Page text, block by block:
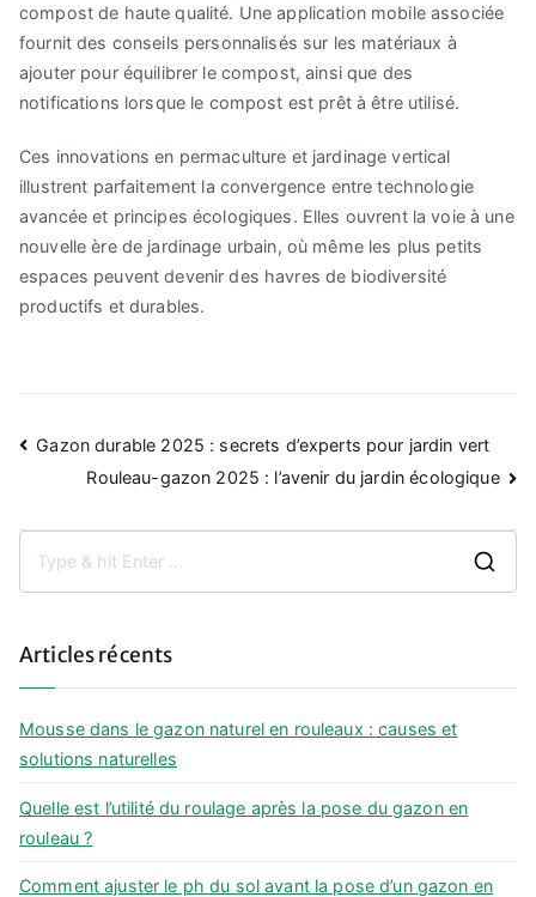
compost de haute qualité. Une application mobile associée
fournit des conseils personnalisés sur les matériaux à
ajouter pour équilibrer le compost, ainsi que des
notifications lorsque le compost est prêt à être utilisé.
Ces innovations en permaculture et jardinage vertical
illustrent parfaitement la convergence entre technologie
avancée et principes écologiques. Elles ouvrent la voie à une
nouvelle ère de jardinage urbain, où même les plus petits
espaces peuvent devenir des havres de biodiversité
productifs et durables.
Navigation
l’article
Gazon durable 2025 : secrets d’experts pour jardin vert
Rouleau-gazon 2025 : l’avenir du jardin écologique
c
Articles récents
Mousse dans le gazon naturel en rouleaux : causes et
solutions naturelles
Quelle est l’utilité du roulage après la pose du gazon en
rouleau ?
Comment ajuster le ph du sol avant la pose d’un gazon en